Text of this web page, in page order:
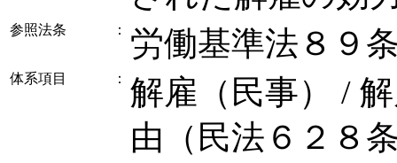
参照法条 ： 労働基準法８９
体系項目 ：
解雇（民事） /
由（民法６２８